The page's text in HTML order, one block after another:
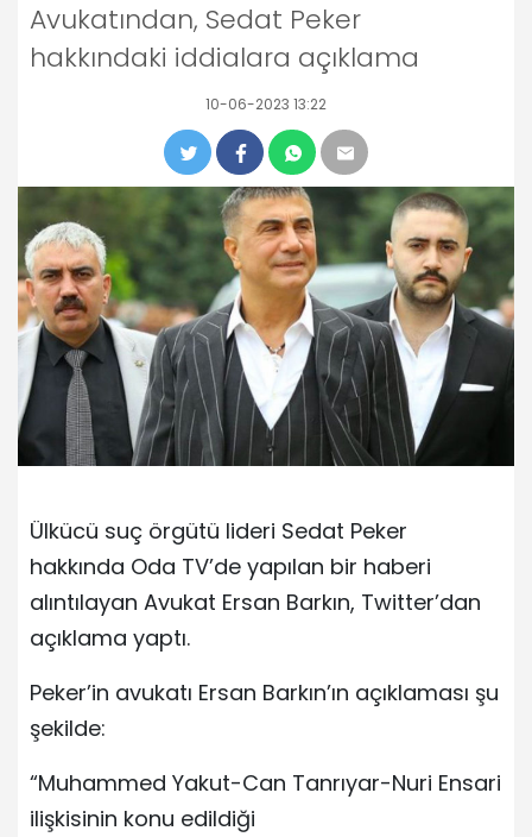
Avukatından, Sedat Peker
hakkındaki iddialara açıklama
10-06-2023 13:22
Ülkücü suç örgütü lideri Sedat Peker
hakkında Oda TV’de yapılan bir haberi
alıntılayan Avukat Ersan Barkın, Twitter’dan
açıklama yaptı.
Peker’in avukatı Ersan Barkın’ın açıklaması şu
şekilde:
“Muhammed Yakut-Can Tanrıyar-Nuri Ensari
ilişkisinin konu edildiği